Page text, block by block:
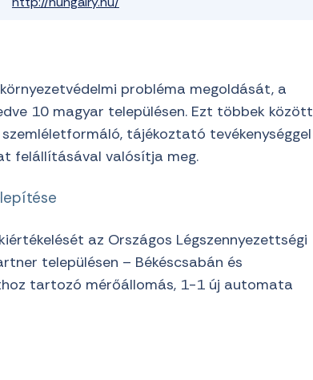
probléma megoldását, a
10 magyar településen. Ezt többek között
tájékoztató tevékenységgel
felállításával valósítja meg.
az Országos Légszennyezettségi
településen – Békéscsabán és
tartozó mérőállomás, 1-1 új automata